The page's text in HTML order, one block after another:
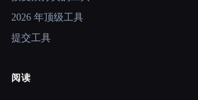
2026 年顶级工具
提交工具
阅读